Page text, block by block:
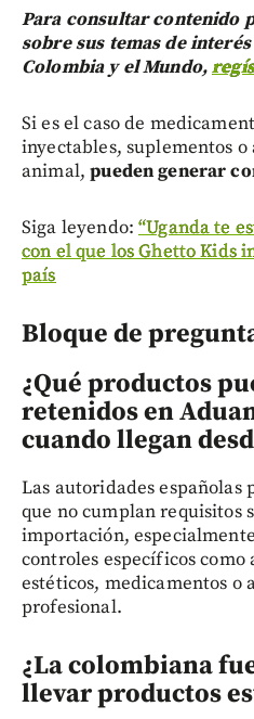
Para consultar contenido
sobre sus temas de
Colombia y el Mundo,
Si es el caso de
inyectables, suplementos
animal,pueden generar
Siga leyendo:“Uganda te
con el que los Ghetto Kids
país
Bloque de
¿Qué productos
retenidos en
cuando llegan
Las autoridades
que no cumplan requisitos
importación,
controles específicos como
estéticos, medicamentos o
profesional.
¿La colombiana
llevar productos